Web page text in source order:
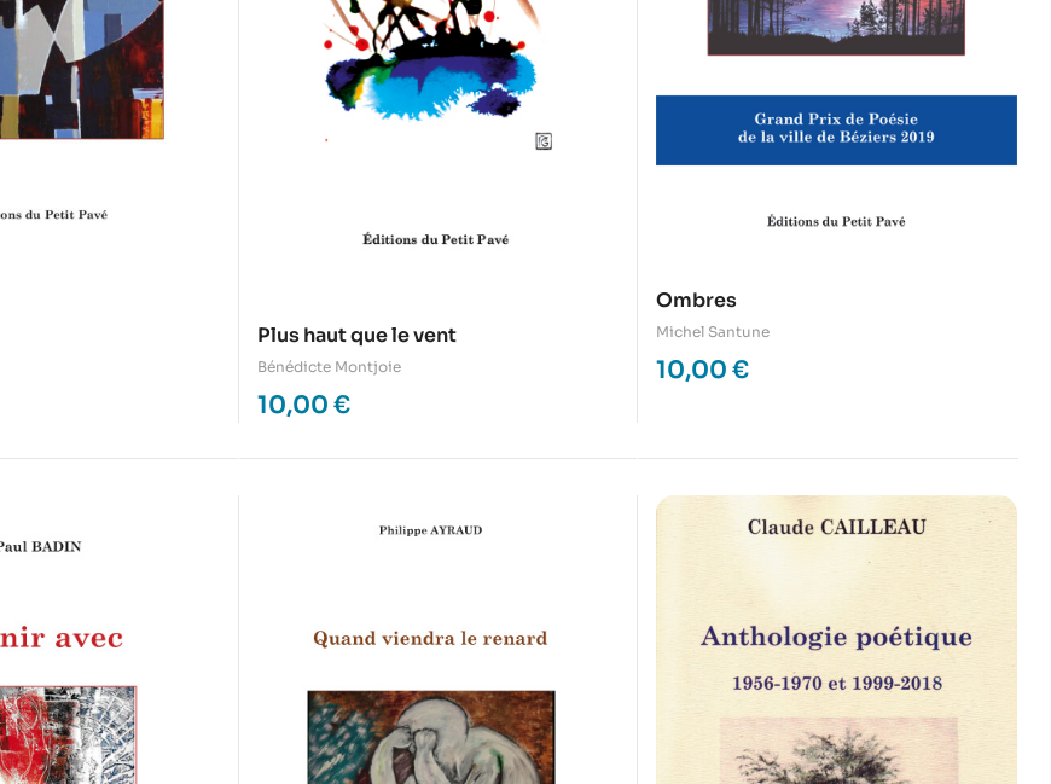
Plus haut que le vent
Bénédicte Montjoie
10,00 €
Ombres
Michel Santune
10,00 €